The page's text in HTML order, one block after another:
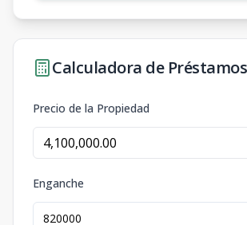
Calculadora de Préstamos
Precio de la Propiedad
Enganche